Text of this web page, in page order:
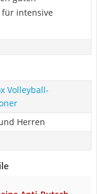
intensive
Volleyball-
Herren